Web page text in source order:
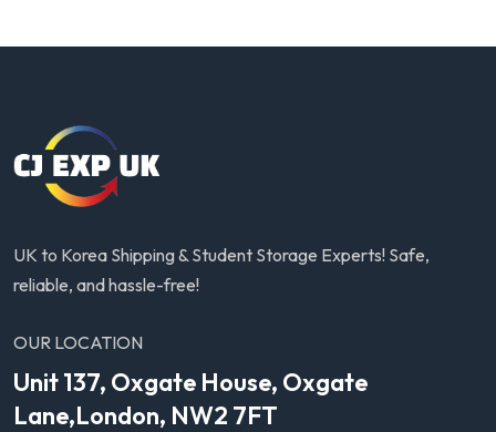
UK to Korea Shipping & Student Storage Experts! Safe,
reliable, and hassle-free!
OUR LOCATION
Unit 137, Oxgate House, Oxgate
Lane,London, NW2 7FT